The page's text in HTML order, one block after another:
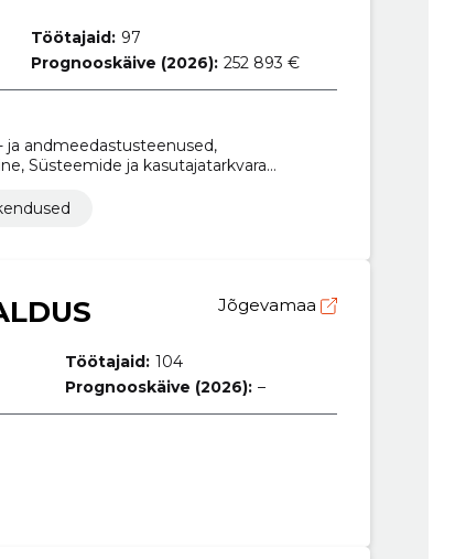
Töötajaid: 97
Prognooskäive (2026): 252 893 €
ja andmeedastusteenused,
Süsteemide ja kasutajatarkvara
Infotehnoloogiaseadmete
Kaasaskantavad arvutid,
Jõgevamaa
Töötajaid: 104
Prognooskäive (2026): –